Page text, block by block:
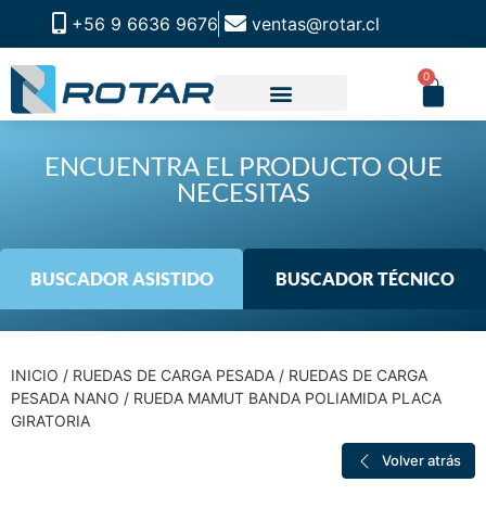
+56 9 6636 9676 ventas@rotar.cl
0
ENCUENTRA EL PRODUCTO QUE
NECESITAS
BUSCADOR ASISTIDO BUSCADOR TÉCNICO
INICIO / RUEDAS DE CARGA PESADA / RUEDAS DE CARGA
PESADA NANO / RUEDA MAMUT BANDA POLIAMIDA PLACA
GIRATORIA
Volver atrás